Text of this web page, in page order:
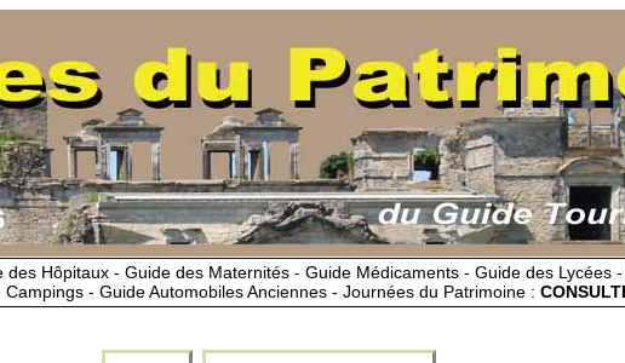
Hôpitaux - Guide des Maternités - Guide Médicaments - Guide des Lycées -
- Guide Automobiles Anciennes - Journées du Patrimoine :